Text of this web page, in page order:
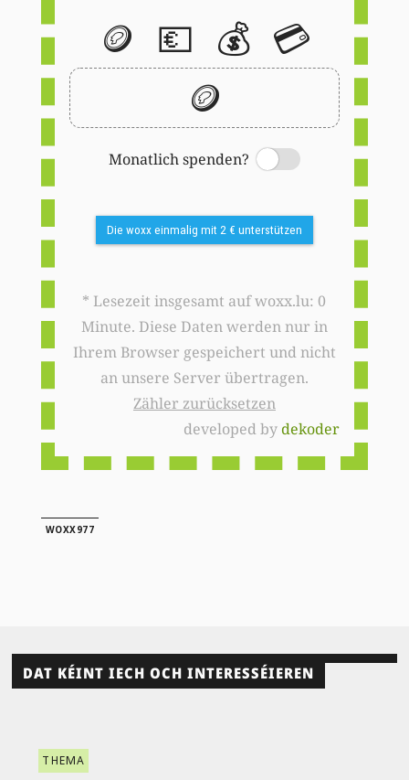
🪙 💶 💰 💳
🪙
Monatlich spenden?
Switch
Die woxx einmalig mit 2 € unterstützen
* Lesezeit insgesamt auf woxx.lu: 0
Minute. Diese Daten werden nur in
Ihrem Browser gespeichert und nicht
an unsere Server übertragen.
Zähler zurücksetzen
developed bydekoder
WOXX977
DAT KÉINT IECH OCH INTERESSÉIEREN
THEMA